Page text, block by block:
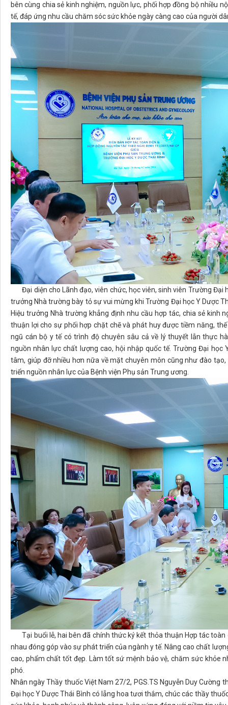
bên cùng chia sẻ kinh nghiệm, nguồn lực, phối hợp đồng bộ nhiều
tế, đáp ứng nhu cầu chăm sóc sức khỏe ngày càng cao của người
Đại diện cho Lãnh đạo, viên chức, học viên, sinh viên Trường Đại
trưởng Nhà trường bày tỏ sự vui mừng khi Trường Đại học Y Dược
Hiệu trưởng Nhà trường khẳng định nhu cầu hợp tác, chia sẻ kinh
thuận lợi cho sự phối hợp chặt chẽ và phát huy được tiềm năng,
ngũ cán bộ y tế có trình độ chuyên sâu cả về lý thuyết lẫn thực
nguồn nhân lực chất lượng cao, hội nhập quốc tế. Trường Đại
tâm, giúp đỡ nhiều hơn nữa về mặt chuyên môn cũng như đào
triển nguồn nhân lực của Bệnh viện Phụ sản Trung ương.
Tại buổi lễ, hai bên đã chính thức ký kết thỏa thuận Hợp tác toàn
nhau đóng góp vào sự phát triển của ngành y tế. Nâng cao chất
cao, phẩm chất tốt đẹp. Làm tốt sứ mệnh bảo vệ, chăm sức khỏe
phó.
Nhân ngày Thầy thuốc Việt Nam 27/2, PGS.TS Nguyễn Duy
Đại học Y Dược Thái Bình có lẵng hoa tươi thắm, chúc các thầy